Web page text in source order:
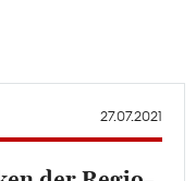
27.07.2021